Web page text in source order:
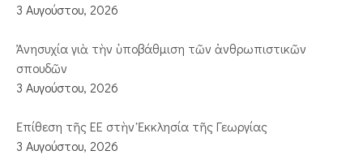
3 Αυγούστου, 2026
Ἀνησυχία γιὰ τὴν ὑποβάθμιση τῶν ἀνθρωπιστικῶν
σπουδῶν
3 Αυγούστου, 2026
Ἐπίθεση τῆς ΕΕ στὴν Ἐκκλησία τῆς Γεωργίας
3 Αυγούστου, 2026